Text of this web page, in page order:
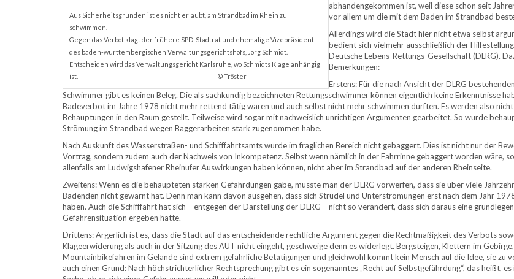
Aus Sicherheitsgründen ist es nicht erlaubt, am Strandbad im Rhein zu
schwimmen.
Gegen das Verbot klagt der frühere SPD-Stadtrat und ehemalige Vizepräsident
des baden-württembergischen Verwaltungsgerichtshofs, Jörg Schmidt.
Entscheiden wird das Verwaltungsgericht Karlsruhe, wo Schmidts Klage anhängig
ist. © Tröster
abhandengekommen ist, weil diese schon seit
vor allem um die mit dem Baden im Strandbad
Allerdings wird die Stadt hier nicht etwa selbst
bedient sich vielmehr ausschließlich der
Deutsche Lebens-Rettungs-Gesellschaft (DLRG).
Bemerkungen:
Erstens: Für die nach Ansicht der DLRG
Schwimmer gibt es keinen Beleg. Die als sachkundig bezeichneten Rettungsschwimmer können eigentlich keine Erkenntnisse
Badeverbot im Jahre 1978 nicht mehr rettend tätig waren und auch selbst nicht mehr schwimmen durften. Es werden also
Behauptungen in den Raum gestellt. Teilweise wird sogar mit nachweislich unrichtigen Argumenten gearbeitet. So wurde
Strömung im Strandbad wegen Baggerarbeiten stark zugenommen habe.
Nach Auskunft des Wasserstraßen- und Schifffahrtsamts wurde im fraglichen Bereich nicht gebaggert. Dies ist nicht nur der
Vortrag, sondern zudem auch der Nachweis von Inkompetenz. Selbst wenn nämlich in der Fahrrinne gebaggert worden wäre,
allenfalls am Ludwigshafener Rheinufer Auswirkungen haben können, nicht aber im Strandbad auf der anderen Rheinseite.
Zweitens: Wenn es die behaupteten starken Gefährdungen gäbe, müsste man der DLRG vorwerfen, dass sie über viele
Badenden nicht gewarnt hat. Denn man kann davon ausgehen, dass sich Strudel und Unterströmungen erst nach dem Jahr
haben. Auch die Schifffahrt hat sich – entgegen der Darstellung der DLRG – nicht so verändert, dass sich daraus eine
Gefahrensituation ergeben hätte.
Drittens: Ärgerlich ist es, dass die Stadt auf das entscheidende rechtliche Argument gegen die Rechtmäßigkeit des Verbots
Klageerwiderung als auch in der Sitzung des AUT nicht eingeht, geschweige denn es widerlegt. Bergsteigen, Klettern im Gebirge,
Mountainbikefahren im Gelände sind extrem gefährliche Betätigungen und gleichwohl kommt kein Mensch auf die Idee, sie zu
auch einen Grund: Nach höchstrichterlicher Rechtsprechung gibt es ein sogenanntes „Recht auf Selbstgefährdung“, das heißt,